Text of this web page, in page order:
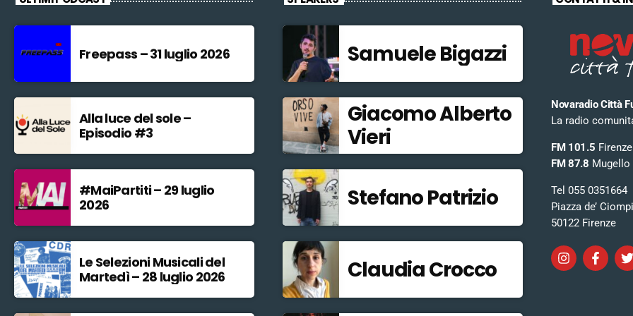
Freepass – 31 luglio 2026
Alla luce del sole –
Episodio #3
#MaiPartiti – 29 luglio
2026
Le Selezioni Musicali del
Martedì – 28 luglio 2026
Samuele Bigazzi
Giacomo Alberto
Vieri
Stefano Patrizio
Claudia Crocco
Novaradio Città
La radio
FM 101.5
FM 87.8 Mugello
Tel 055 0351664
Piazza de’
50122 Firenze